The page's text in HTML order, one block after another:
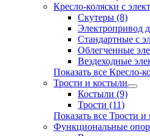
Кресло-коляски с
Скутеры (8)
Электропривод
Стандартные с
Облегченные
Вездеходные
Показать все Кресло-
Трости и костыли
Костыли (9)
Трости (11)
Показать все Трости и
Функциональные